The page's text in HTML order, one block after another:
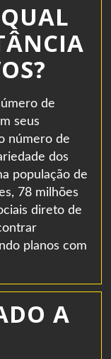
de
seus
número de
dos
população de
78 milhões
direto de
planos com
A